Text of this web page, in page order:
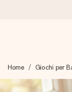
Prepariamo il tuo
lampo – così
conta davvero.
Home Giochi per